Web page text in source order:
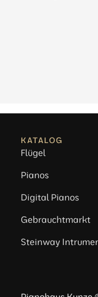
KATALOG
Flügel
Pianos
Digital Pianos
Gebrauchtmarkt
Steinway